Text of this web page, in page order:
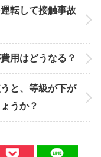
転して接触事故
用はどうなる？
と、等級が下が
うか？